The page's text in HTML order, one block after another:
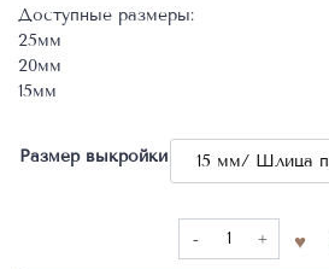
Доступные размеры:
25мм
20мм
15мм
Размер выкройки
Количество
товара